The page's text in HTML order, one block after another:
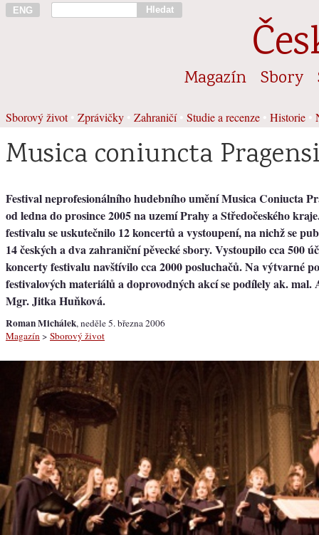
ENG Hledat
Magazín Sbory
Sborový život• Zprávičky Zahraničí• Studie a recenze Historie
Musica coniuncta
Festival neprofesionálního hudebního umění Musica Coniucta
od ledna do prosince 2005 na uzemí Prahy a Středočeského
festivalu se uskutečnilo 12 koncertů a vystoupení, na nichž se
14 českých a dva zahraniční pěvecké sbory. Vystoupilo cca 500
koncerty festivalu navštívilo cca 2000 posluchačů. Na výtvarné
festivalových materiálů a doprovodných akcí se podílely ak.
Mgr. Jitka Huňková.
Roman Michálek, neděle 5. března 2006
Magazín > Sborový život